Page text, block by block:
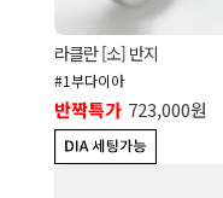
라클란 [소] 반지
#1부다이아
반짝특가 723,000원